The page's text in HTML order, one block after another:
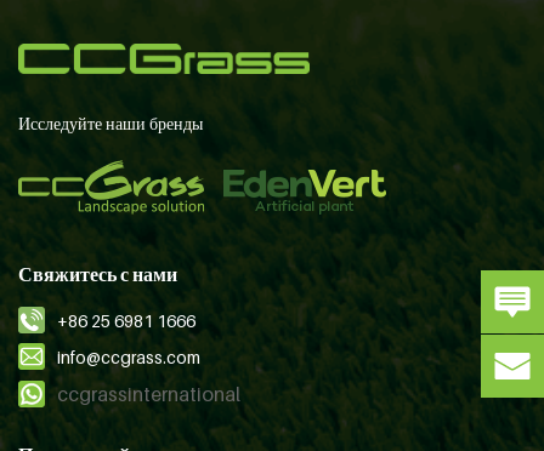
Исследуйте наши бренды
Свяжитесь с нами
+86 25 6981 1666
info@ccgrass.com
ccgrassinternational